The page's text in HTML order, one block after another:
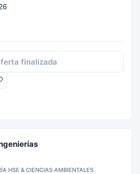
finalizada
HSE & CIENCIAS AMBIENTALES